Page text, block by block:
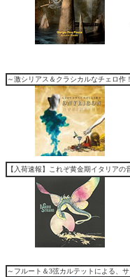
～激シリアス＆クラシカルなチェロ作
【入荷速報】これぞ黄金期イタリア
～フルート＆3弦カルテットによる、